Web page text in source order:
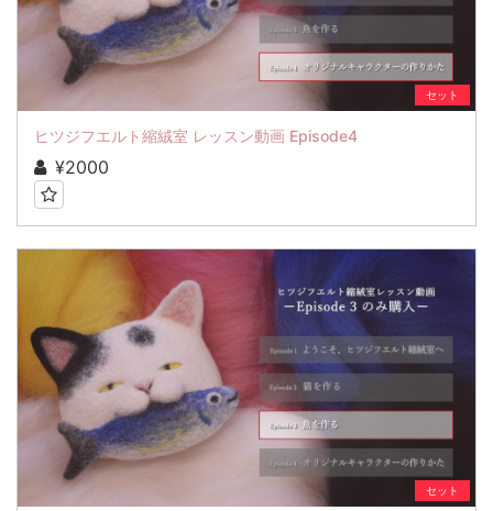
セット
ヒツジフエルト縮絨室 レッスン動画 Episode4
¥2000
セット